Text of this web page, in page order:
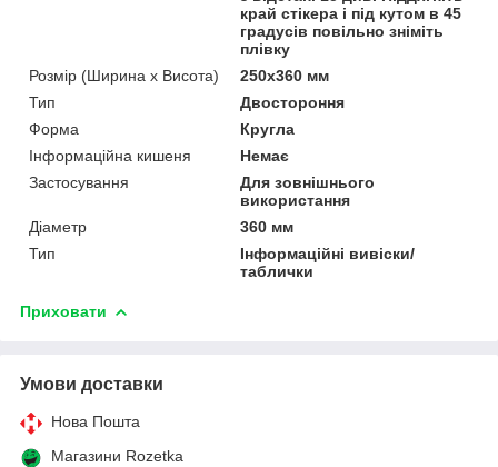
край стікера і під кутом в 45
градусів повільно зніміть
плівку
Розмір (Ширина х Висота)
250х360 мм
Тип
Двостороння
Форма
Кругла
Інформаційна кишеня
Немає
Застосування
Для зовнішнього
використання
Діаметр
360 мм
Тип
Інформаційні вивіски/
таблички
Приховати
Умови доставки
Нова Пошта
Магазини Rozetka